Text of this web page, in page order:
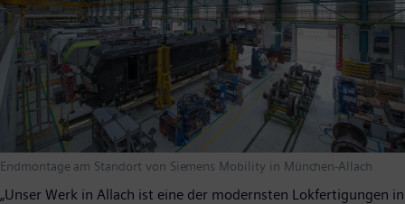
Endmontage am Standort von Siemens Mobility in München-Allach
„Unser Werk in Allach ist eine der modernsten Lokfertigungen in